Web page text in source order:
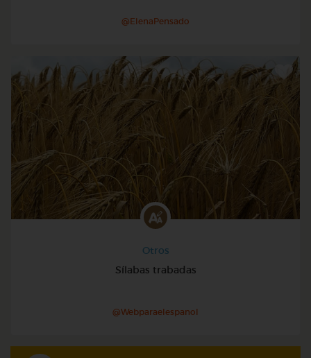
@ElenaPensado
Otros
Sílabas trabadas
@Webparaelespanol